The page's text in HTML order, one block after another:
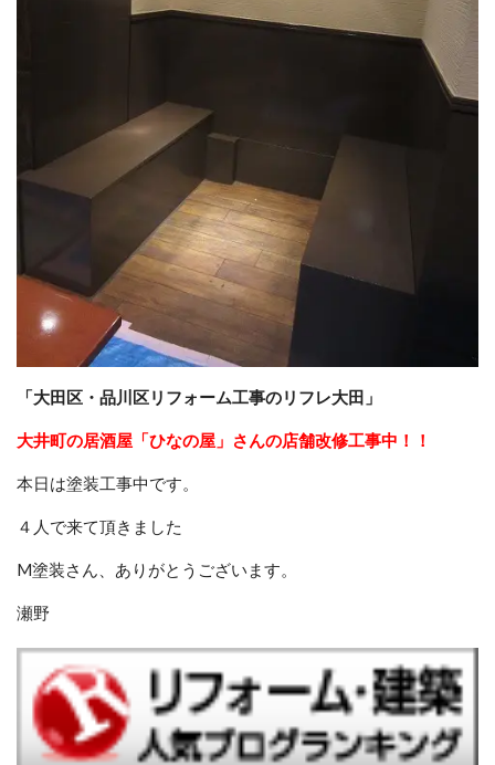
「大田区・品川区リフォーム工事のリフレ大田」
大井町の居酒屋「ひなの屋」さんの店舗改修工事中！！
本日は塗装工事中です。
４人で来て頂きました
M塗装さん、ありがとうございます。
瀬野